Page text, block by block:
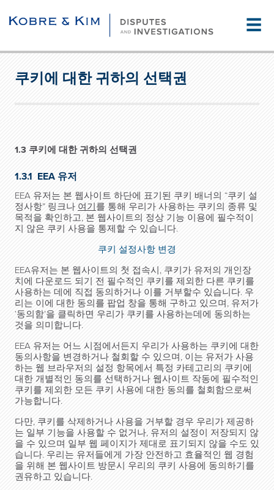
☰
쿠키에 대한 귀하의 선택권
1.3 쿠키에 대한 귀하의 선택권
1.3.1 EEA 유저
EEA 유저는 본 웹사이트 하단에 표기된 쿠키 배너의 “쿠키 설
정사항” 링크나 여기를 통해 우리가 사용하는 쿠키의 종류 및
목적을 확인하고, 본 웹사이트의 정상 기능 이용에 필수적이
지 않은 쿠키 사용을 통제할 수 있습니다.
쿠키 설정사항 변경
EEA유저는 본 웹사이트의 첫 접속시, 쿠키가 유저의 개인장
치에 다운로드 되기 전 필수적인 쿠키를 제외한 다른 쿠키를
사용하는 데에 직접 동의하거나 이를 거부할수 있습니다. 우
리는 이에 대한 동의를 팝업 창을 통해 구하고 있으며, 유저가
‘동의함’을 클릭하면 우리가 쿠키를 사용하는데에 동의하는
것을 의미합니다.
EEA 유저는 어느 시점에서든지 우리가 사용하는 쿠키에 대한
동의사항을 변경하거나 철회할 수 있으며, 이는 유저가 사용
하는 웹 브라우저의 설정 항목에서 특정 카테고리의 쿠키에
대한 개별적인 동의를 선택하거나 웹사이트 작동에 필수적인
쿠키를 제외한 모든 쿠키 사용에 대한 동의를 철회함으로써
가능합니다.
다만, 쿠키를 삭제하거나 사용을 거부할 경우 우리가 제공하
는 일부 기능을 사용할 수 없거나, 유저의 설정이 저장되지 않
을 수 있으며 일부 웹 페이지가 제대로 표기되지 않을 수도 있
습니다. 우리는 유저들에게 가장 안전하고 효율적인 웹 경험
을 위해 본 웹사이트 방문시 우리의 쿠키 사용에 동의하기를
권유하고 있습니다.